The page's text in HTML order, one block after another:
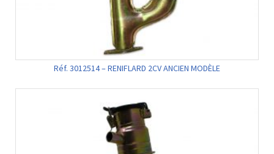
Réf. 3012514 – RENIFLARD 2CV ANCIEN MODÈLE